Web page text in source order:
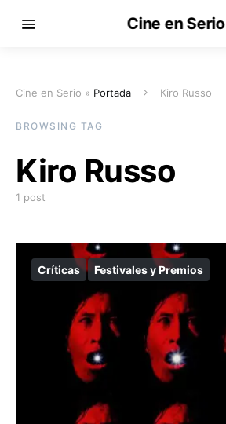
Cine en Serio
Cine en Serio » Portada Kiro Russo
BROWSING TAG
Kiro Russo
1 post
Críticas Festivales y Premios